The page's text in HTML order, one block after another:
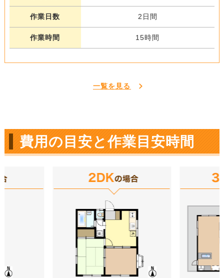
作業日数 2日間
作業時間 15時間
一覧を見る
費用の目安と作業目安時間